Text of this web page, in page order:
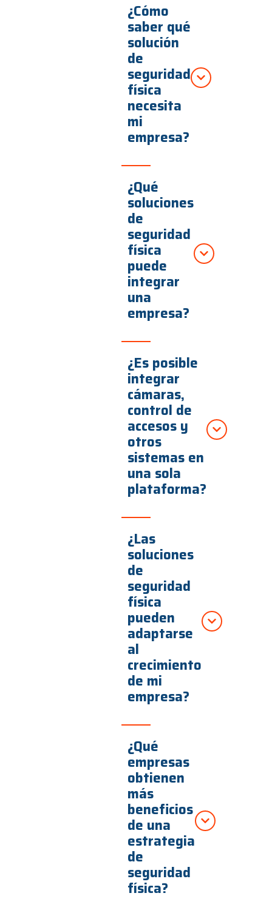
¿Cómo
saber qué
solución
de
seguridad
física
necesita
mi
empresa?
¿Qué
soluciones
de
seguridad
física
puede
integrar
una
empresa?
¿Es posible
integrar
cámaras,
control de
accesos y
otros
sistemas en
una sola
plataforma?
¿Las
soluciones
de
seguridad
física
pueden
adaptarse
al
crecimiento
de mi
empresa?
¿Qué
empresas
obtienen
más
beneficios
de una
estrategia
de
seguridad
física?